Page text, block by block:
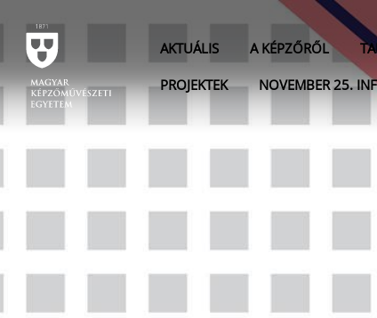
AKTUÁLIS A KÉPZŐRŐL
PROJEKTEK
NOVEMBER 25.